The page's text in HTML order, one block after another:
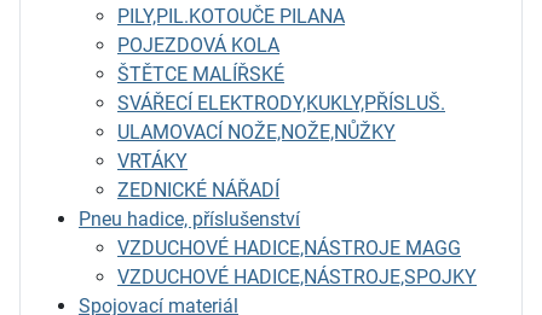
PILY,PIL.KOTOUČE PILANA
POJEZDOVÁ KOLA
ŠTĚTCE MALÍŘSKÉ
SVÁŘECÍ ELEKTRODY,KUKLY,PŘÍSLUŠ.
ULAMOVACÍ NOŽE,NOŽE,NŮŽKY
VRTÁKY
ZEDNICKÉ NÁŘADÍ
Pneu hadice, příslušenství
VZDUCHOVÉ HADICE,NÁSTROJE MAGG
VZDUCHOVÉ HADICE,NÁSTROJE,SPOJKY
Spojovací materiál